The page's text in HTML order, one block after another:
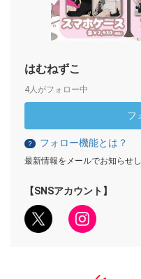
はむねずこ
4人がフォロー中
フ
？ フォロー機能とは？
最新情報をメールでお知らせし
【SNSアカウント】